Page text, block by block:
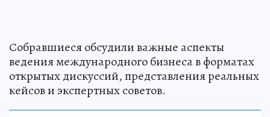
Собравшиеся обсудили важные аспекты
ведения международного бизнеса в форматах
открытых дискуссий, представления реальных
кейсов и экспертных советов.